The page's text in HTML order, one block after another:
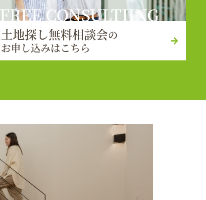
FREE CONSULTIING
土地探し無料相談会の
お申し込みはこちら